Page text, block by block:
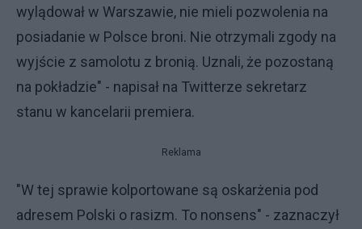
wylądował w Warszawie, nie mieli pozwolenia na
posiadanie w Polsce broni. Nie otrzymali zgody na
wyjście z samolotu z bronią. Uznali, że pozostaną
na pokładzie" - napisał na Twitterze sekretarz
stanu w kancelarii premiera.
Reklama
"W tej sprawie kolportowane są oskarżenia pod
adresem Polski o rasizm. To nonsens" - zaznaczył